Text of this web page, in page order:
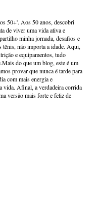
50+'. Aos 50 anos, descobri
de viver uma vida ativa e
minha jornada, desafios e
tênis, não importa a idade. Aqui,
e equipamentos, tudo
do que um blog, este é um
provar que nunca é tarde para
com mais energia e
vida. Afinal, a verdadeira corrida
versão mais forte e feliz de